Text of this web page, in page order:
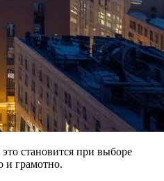
становится при выборе
и грамотно.